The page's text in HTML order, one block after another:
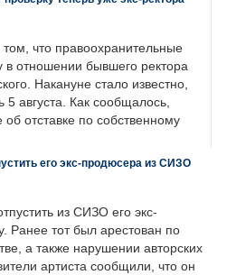
что правоохранительные
в отношении бывшего ректора
Накануне стало известно,
5 августа. Как сообщалось,
отставке по собственному
его экс-продюсера из СИЗО
из СИЗО его экс-
Ранее тот был арестован по
а также нарушении авторских
артиста сообщили, что он